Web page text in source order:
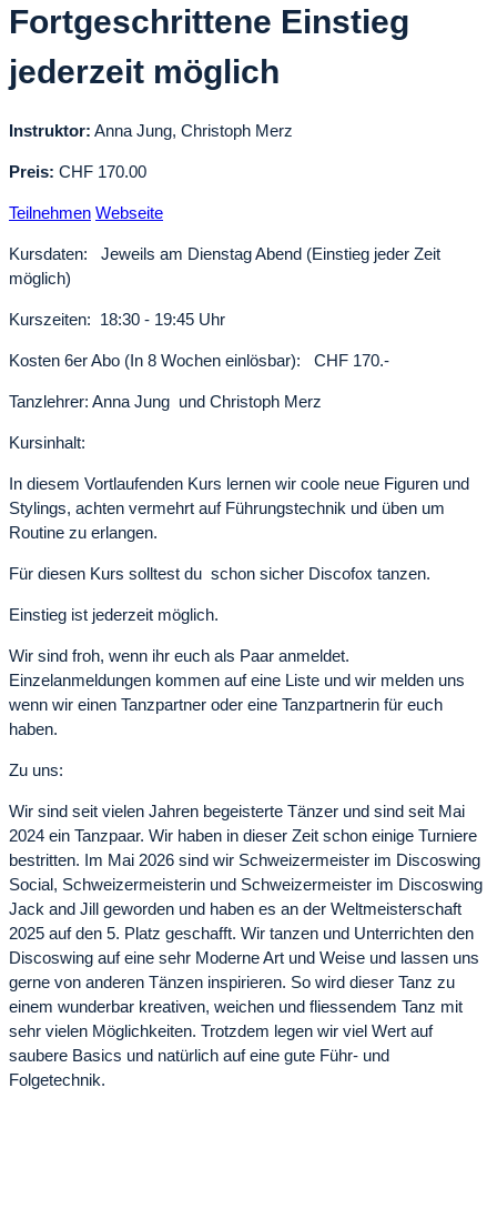
Fortgeschrittene Einstieg
jederzeit möglich
Instruktor: Anna Jung, Christoph Merz
Preis: CHF 170.00
Teilnehmen Webseite
Kursdaten: Jeweils am Dienstag Abend (Einstieg jeder Zeit
möglich)
Kurszeiten: 18:30 - 19:45 Uhr
Kosten 6er Abo (In 8 Wochen einlösbar): CHF 170.-
Tanzlehrer: Anna Jung und Christoph Merz
Kursinhalt:
In diesem Vortlaufenden Kurs lernen wir coole neue Figuren und
Stylings, achten vermehrt auf Führungstechnik und üben um
Routine zu erlangen.
Für diesen Kurs solltest du schon sicher Discofox tanzen.
Einstieg ist jederzeit möglich.
Wir sind froh, wenn ihr euch als Paar anmeldet.
Einzelanmeldungen kommen auf eine Liste und wir melden uns
wenn wir einen Tanzpartner oder eine Tanzpartnerin für euch
haben.
Zu uns:
Wir sind seit vielen Jahren begeisterte Tänzer und sind seit Mai
2024 ein Tanzpaar. Wir haben in dieser Zeit schon einige Turniere
bestritten. Im Mai 2026 sind wir Schweizermeister im Discoswing
Social, Schweizermeisterin und Schweizermeister im Discoswing
Jack and Jill geworden und haben es an der Weltmeisterschaft
2025 auf den 5. Platz geschafft. Wir tanzen und Unterrichten den
Discoswing auf eine sehr Moderne Art und Weise und lassen uns
gerne von anderen Tänzen inspirieren. So wird dieser Tanz zu
einem wunderbar kreativen, weichen und fliessendem Tanz mit
sehr vielen Möglichkeiten. Trotzdem legen wir viel Wert auf
saubere Basics und natürlich auf eine gute Führ- und
Folgetechnik.